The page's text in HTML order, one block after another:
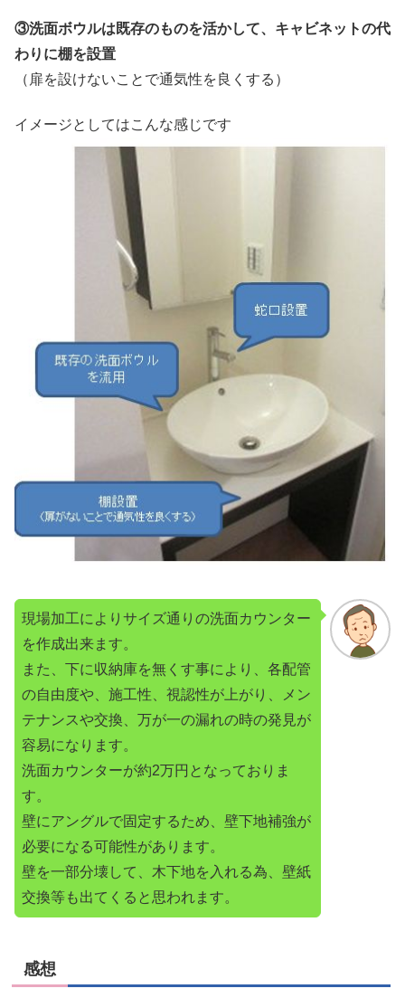
③洗面ボウルは既存のものを活かして、キャビネットの代
わりに棚を設置
（扉を設けないことで通気性を良くする）
イメージとしてはこんな感じです
現場加工によりサイズ通りの洗面カウンター
を作成出来ます。
また、下に収納庫を無くす事により、各配管
の自由度や、施工性、視認性が上がり、メン
テナンスや交換、万が一の漏れの時の発見が
容易になります。
洗面カウンターが約2万円となっておりま
す。
壁にアングルで固定するため、壁下地補強が
必要になる可能性があります。
壁を一部分壊して、木下地を入れる為、壁紙
交換等も出てくると思われます。
感想